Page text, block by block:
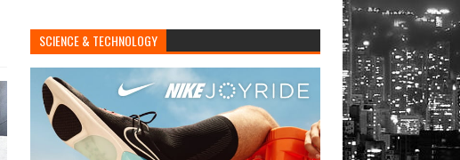
SCIENCE & TECHNOLOGY